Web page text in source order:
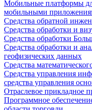
Мобильные платформы
мобильными
Средства обратной
Средства обработки и
Средства обработки
Средства обработки и
геофизических данных
Средства
Средства управления
средства управления
Отраслевое прикладное
Программное